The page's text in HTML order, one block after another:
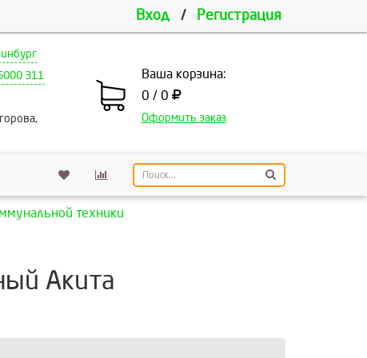
Вход / Регистрация
311
Ваша корзина:
0 / 0
Оформить заказ
техники
Акита